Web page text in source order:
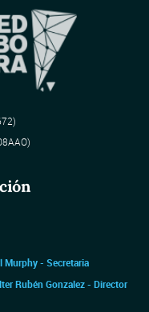
Murphy - Secretaria
Rubén Gonzalez - Director